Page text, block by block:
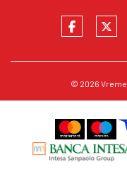
© 2026 Vreme